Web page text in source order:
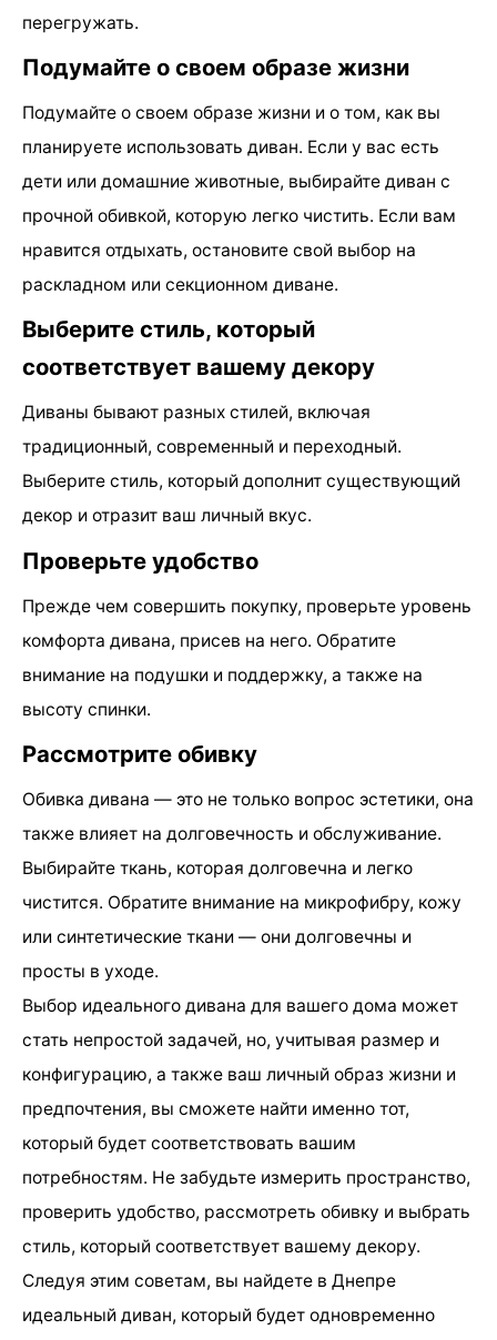
перегружать.
Подумайте о своем образе жизни
Подумайте о своем образе жизни и о том, как вы
планируете использовать диван. Если у вас есть
дети или домашние животные, выбирайте диван с
прочной обивкой, которую легко чистить. Если вам
нравится отдыхать, остановите свой выбор на
раскладном или секционном диване.
Выберите стиль, который
соответствует вашему декору
Диваны бывают разных стилей, включая
традиционный, современный и переходный.
Выберите стиль, который дополнит существующий
декор и отразит ваш личный вкус.
Проверьте удобство
Прежде чем совершить покупку, проверьте уровень
комфорта дивана, присев на него. Обратите
внимание на подушки и поддержку, а также на
высоту спинки.
Рассмотрите обивку
Обивка дивана — это не только вопрос эстетики, она
также влияет на долговечность и обслуживание.
Выбирайте ткань, которая долговечна и легко
чистится. Обратите внимание на микрофибру, кожу
или синтетические ткани — они долговечны и
просты в уходе.
Выбор идеального дивана для вашего дома может
стать непростой задачей, но, учитывая размер и
конфигурацию, а также ваш личный образ жизни и
предпочтения, вы сможете найти именно тот,
который будет соответствовать вашим
потребностям. Не забудьте измерить пространство,
проверить удобство, рассмотреть обивку и выбрать
стиль, который соответствует вашему декору.
Следуя этим советам, вы найдете в Днепре
идеальный диван, который будет одновременно